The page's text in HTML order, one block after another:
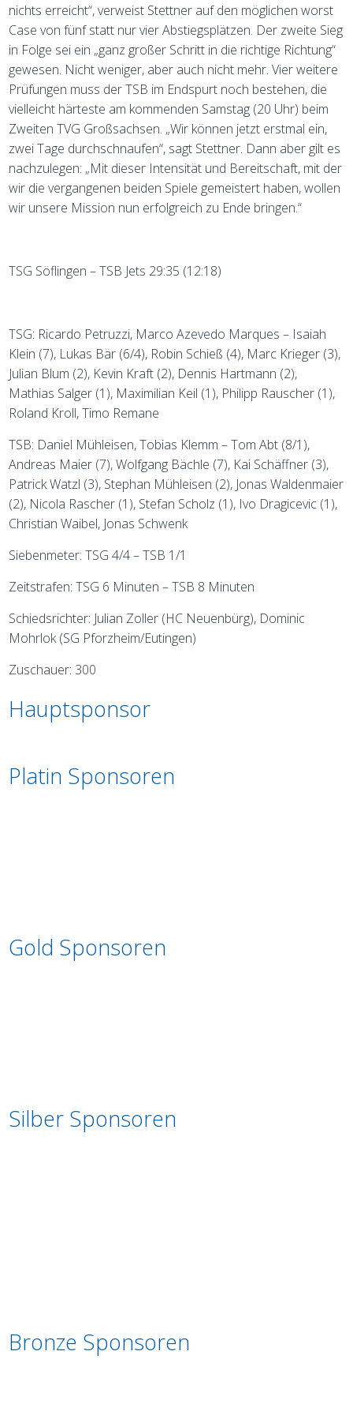
nichts erreicht“, verweist Stettner auf den möglichen worst
Case von fünf statt nur vier Abstiegsplätzen. Der zweite Sieg
in Folge sei ein „ganz großer Schritt in die richtige Richtung“
gewesen. Nicht weniger, aber auch nicht mehr. Vier weitere
Prüfungen muss der TSB im Endspurt noch bestehen, die
vielleicht härteste am kommenden Samstag (20 Uhr) beim
Zweiten TVG Großsachsen. „Wir können jetzt erstmal ein,
zwei Tage durchschnaufen“, sagt Stettner. Dann aber gilt es
nachzulegen: „Mit dieser Intensität und Bereitschaft, mit der
wir die vergangenen beiden Spiele gemeistert haben, wollen
wir unsere Mission nun erfolgreich zu Ende bringen.“
TSG Söflingen – TSB Jets 29:35 (12:18)
TSG: Ricardo Petruzzi, Marco Azevedo Marques – Isaiah
Klein (7), Lukas Bär (6/4), Robin Schieß (4), Marc Krieger (3),
Julian Blum (2), Kevin Kraft (2), Dennis Hartmann (2),
Mathias Salger (1), Maximilian Keil (1), Philipp Rauscher (1),
Roland Kroll, Timo Remane
TSB: Daniel Mühleisen, Tobias Klemm – Tom Abt (8/1),
Andreas Maier (7), Wolfgang Bächle (7), Kai Schäffner (3),
Patrick Watzl (3), Stephan Mühleisen (2), Jonas Waldenmaier
(2), Nicola Rascher (1), Stefan Scholz (1), Ivo Dragicevic (1),
Christian Waibel, Jonas Schwenk
Siebenmeter: TSG 4/4 – TSB 1/1
Zeitstrafen: TSG 6 Minuten – TSB 8 Minuten
Schiedsrichter: Julian Zoller (HC Neuenbürg), Dominic
Mohrlok (SG Pforzheim/Eutingen)
Zuschauer: 300
Hauptsponsor
Platin Sponsoren
Gold Sponsoren
Silber Sponsoren
Bronze Sponsoren